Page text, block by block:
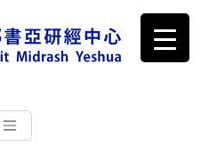
耶書亞研經中心
根源明白聖經，成為更好的門徒